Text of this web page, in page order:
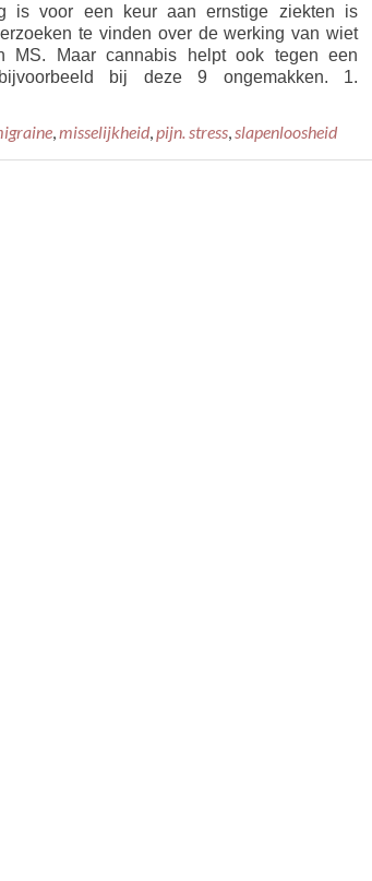
is voor een keur aan ernstige ziekten is
te vinden over de werking van wiet
MS. Maar cannabis helpt ook tegen een
bij deze 9 ongemakken. 1.
,misselijkheid,pijn. stress,slapenloosheid